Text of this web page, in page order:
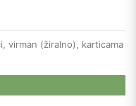
virman (žiralno), karticama